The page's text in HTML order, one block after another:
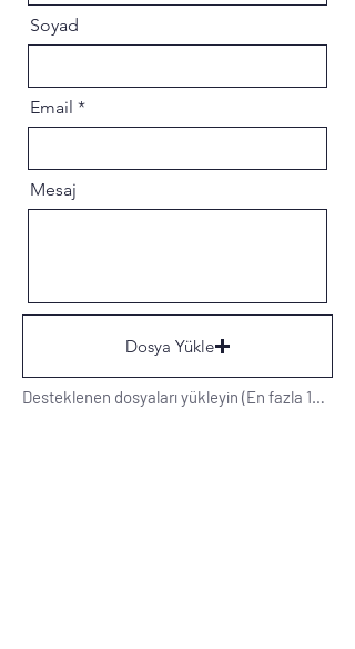
Soyad
Email
Mesaj
Dosya Yükle
Desteklenen dosyaları yükleyin (En fazla 15 MB)